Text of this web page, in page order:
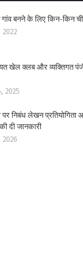
बनने के लिए किन-किन
खेल क्लब और व्यक्तिगत
2025
निबंध लेखन प्रतियोगिता
दी जानकारी